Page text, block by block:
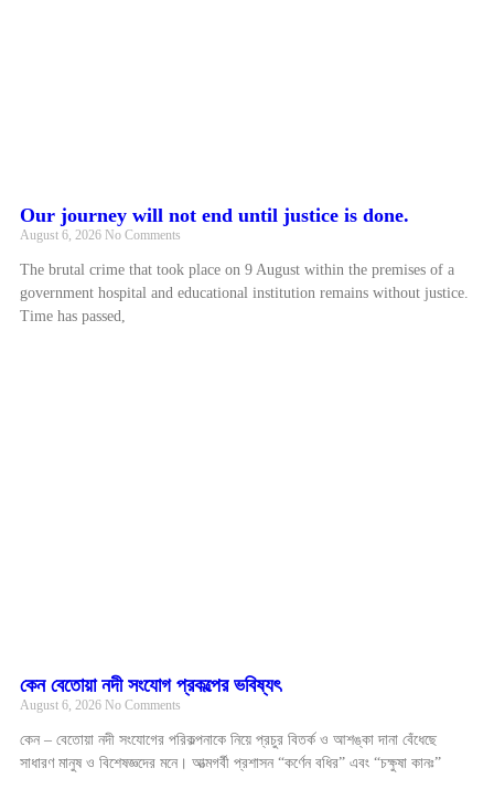
Our journey will not end until justice is done.
August 6, 2026 No Comments
The brutal crime that took place on 9 August within the premises of a
government hospital and educational institution remains without justice.
Time has passed,
কেন বেতোয়া নদী সংযোগ প্রকল্পের ভবিষ্যৎ
August 6, 2026 No Comments
কেন – বেতোয়া নদী সংযোগের পরিকল্পনাকে নিয়ে প্রচুর বিতর্ক ও আশঙ্কা দানা বেঁধেছে
সাধারণ মানুষ ও বিশেষজ্ঞদের মনে। আত্মগর্বী প্রশাসন “কর্ণেন বধির” এবং “চক্ষুষা কানঃ”